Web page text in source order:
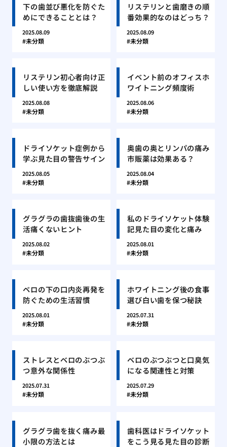
下の歯並び悪化を防ぐた
めにできることとは？
2025.08.09
未分類
リステリンと歯磨きの順
番効果的なのはどっち？
2025.08.09
未分類
リステリン初心者向け正
しい使い方を徹底解説
2025.08.08
未分類
イベント前のオフィスホ
ワイトニング頻度術
2025.08.06
未分類
ドライソケット症例から
学ぶ見た目の警告サイン
2025.08.05
未分類
奥歯の奥とリンパの痛み
市販薬は効果ある？
2025.08.04
未分類
グラグラの歯抜歯後の生
活痛くないヒント
2025.08.02
未分類
私のドライソケット体験
記見た目の変化と痛み
2025.08.01
未分類
ベロの下の口内炎再発を
防ぐための生活習慣
2025.08.01
未分類
ホワイトニング後の食事
選び白い歯を保つ秘訣
2025.07.31
未分類
ストレスとベロのぶつぶ
つ意外な関係性
2025.07.31
未分類
ベロのぶつぶつと口臭気
になる関連性と対策
2025.07.29
未分類
グラグラ歯を抜く痛み最
小限の方法とは
歯科医はドライソケット
をこう見る見た目の診断